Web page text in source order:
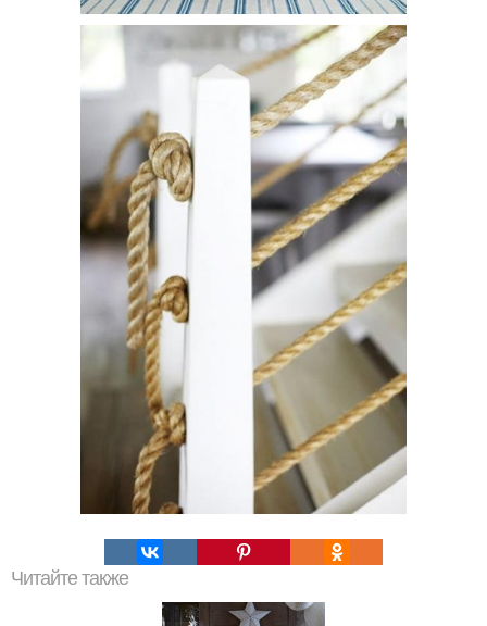
Читайте также